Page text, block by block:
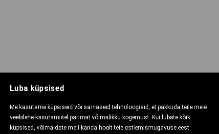
Luba küpsised
Me kasutame küpsiseid või sarnaseid tehnoloogiaid, et pakkuda teile meie
veebilehe kasutamisel parimat võimalikku kogemust. Kui lubate kõik
küpsised, võimaldate meil kanda hoolt teie ostlemismugavuse eest